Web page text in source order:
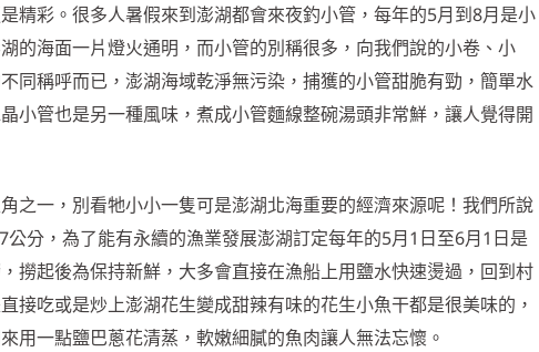
精彩。很多人暑假來到澎湖都會來夜釣小管，每年的5月到8月是小
的海面一片燈火通明，而小管的別稱很多，向我們說的小卷、小
同稱呼而已，澎湖海域乾淨無污染，捕獲的小管甜脆有勁，簡單水
小管也是另一種風味，煮成小管麵線整碗湯頭非常鮮，讓人覺得開
之一，別看牠小小一隻可是澎湖北海重要的經濟來源呢！我們所說
分，為了能有永續的漁業發展澎湖訂定每年的5月1日至6月1日是
撈起後為保持新鮮，大多會直接在漁船上用鹽水快速燙過，回到村
接吃或是炒上澎湖花生變成甜辣有味的花生小魚干都是很美味的，
用一點鹽巴蔥花清蒸，軟嫩細膩的魚肉讓人無法忘懷。